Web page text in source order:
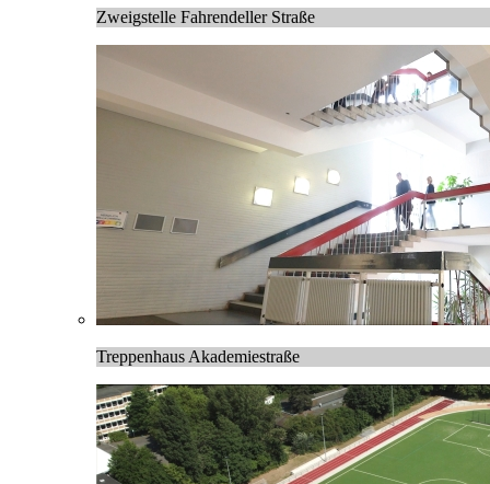
Zweigstelle Fahrendeller Straße
Treppenhaus Akademiestraße